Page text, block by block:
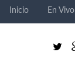
Inicio En Vivo